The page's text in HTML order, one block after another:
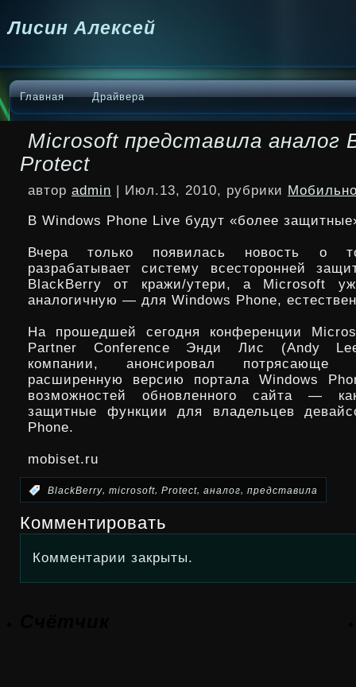
Лисин Алексей
Главная Драйвера
Microsoft представила аналог
Protect
автор admin | Июл.13, 2010, рубрики
В Windows Phone Live будут «более
Вчера только появилась новость о
разрабатывает систему всесторонней
BlackBerry от кражи/утери, а Microsoft
аналогичную — для Windows Phone,
На прошедшей сегодня конференции
Partner Conference Энди Лис (Andy
компании, анонсировал потрясающе
расширенную версию портала Windows
возможностей обновленного сайта —
защитные функции для владельцев
Phone.
mobiset.ru
BlackBerry, microsoft, Protect, аналог, представила
Комментировать
Комментарии закрыты.